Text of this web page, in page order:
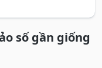
số gần giống